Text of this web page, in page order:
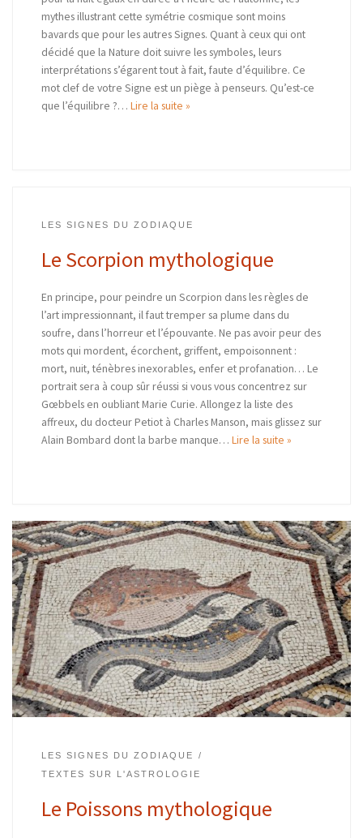
mythes illustrant cette symétrie cosmique sont moins
bavards que pour les autres Signes. Quant à ceux qui ont
décidé que la Nature doit suivre les symboles, leurs
interprétations s’égarent tout à fait, faute d’équilibre. Ce
mot clef de votre Signe est un piège à penseurs. Qu’est-ce
que l’équilibre ?… Lire la suite »
LES SIGNES DU ZODIAQUE
Le Scorpion mythologique
En principe, pour peindre un Scorpion dans les règles de
l’art impressionnant, il faut tremper sa plume dans du
soufre, dans l’horreur et l’épouvante. Ne pas avoir peur des
mots qui mordent, écorchent, griffent, empoisonnent :
mort, nuit, ténèbres inexorables, enfer et profanation… Le
portrait sera à coup sûr réussi si vous vous concentrez sur
Gœbbels en oubliant Marie Curie. Allongez la liste des
affreux, du docteur Petiot à Charles Manson, mais glissez sur
Alain Bombard dont la barbe manque… Lire la suite »
LES SIGNES DU ZODIAQUE
TEXTES SUR L'ASTROLOGIE
Le Poissons mythologique